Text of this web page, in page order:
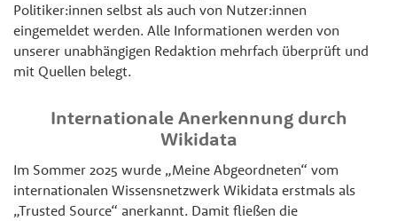
Politiker:innen selbst als auch von Nutzer:innen
eingemeldet werden. Alle Informationen werden von
unserer unabhängigen Redaktion mehrfach überprüft und
mit Quellen belegt.
Internationale Anerkennung durch
Wikidata
Im Sommer 2025 wurde „Meine Abgeordneten“ vom
internationalen Wissensnetzwerk Wikidata erstmals als
„Trusted Source“ anerkannt. Damit fließen die